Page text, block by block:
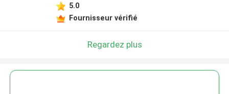
5.0
Fournisseur vérifié
Regardez plus